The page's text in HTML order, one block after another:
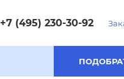
+7 (495) 230-30-92